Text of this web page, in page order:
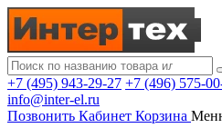
+7 (495) 943-29-27 +7 (496) 575-
info@inter-el.ru
Позвонить Кабинет Корзина